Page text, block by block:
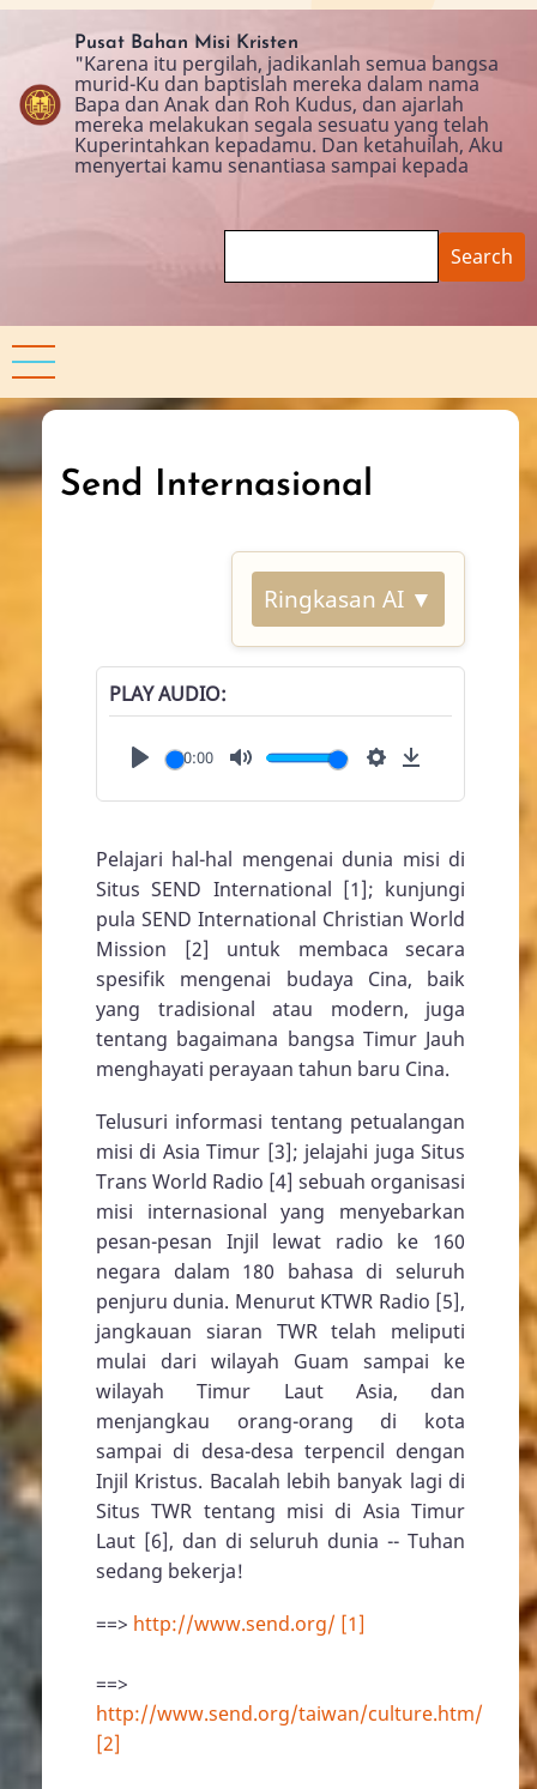
Skip
content
Pusat Bahan Misi Kristen
"Karena itu pergilah, jadikanlah semua bangsa
murid-Ku dan baptislah mereka dalam nama
Bapa dan Anak dan Roh Kudus, dan ajarlah
mereka melakukan segala sesuatu yang telah
Kuperintahkan kepadamu. Dan ketahuilah, Aku
menyertai kamu senantiasa sampai kepada
Send Internasional
Ringkasan AI ▼
PLAY AUDIO
00:00
Pelajari hal-hal mengenai dunia misi di
Situs SEND International [1]; kunjungi
pula SEND International Christian World
Mission [2] untuk membaca secara
spesifik mengenai budaya Cina, baik
yang tradisional atau modern, juga
tentang bagaimana bangsa Timur Jauh
menghayati perayaan tahun baru Cina.
Telusuri informasi tentang petualangan
misi di Asia Timur [3]; jelajahi juga Situs
Trans World Radio [4] sebuah organisasi
misi internasional yang menyebarkan
pesan-pesan Injil lewat radio ke 160
negara dalam 180 bahasa di seluruh
penjuru dunia. Menurut KTWR Radio [5],
jangkauan siaran TWR telah meliputi
mulai dari wilayah Guam sampai ke
wilayah Timur Laut Asia, dan
menjangkau orang-orang di kota
sampai di desa-desa terpencil dengan
Injil Kristus. Bacalah lebih banyak lagi di
Situs TWR tentang misi di Asia Timur
Laut [6], dan di seluruh dunia -- Tuhan
sedang bekerja!
==> http://www.send.org/ [1]
==>
http://www.send.org/taiwan/culture.htm/
[2]